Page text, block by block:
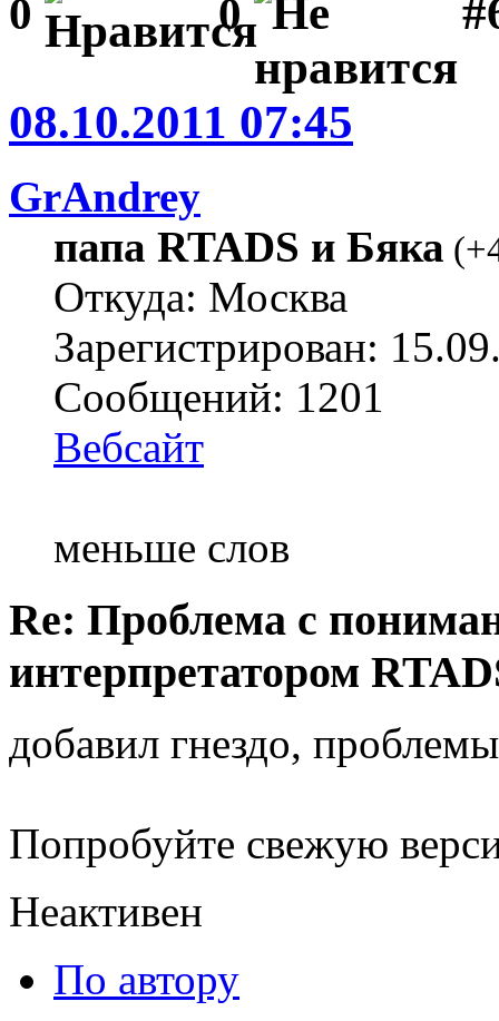
0 0
08.10.2011 07:45
GrAndrey
папа RTADS и Бяка (
Откуда: Москва
Зарегистрирован:
Сообщений: 1201
Вебсайт
меньше слов
Re: Проблема с
интерпретатором
добавил гнездо,
Попробуйте свежую
Неактивен
По автору